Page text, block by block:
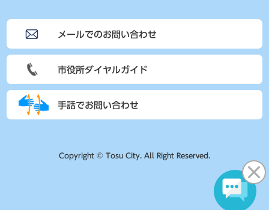
メールでのお問い合わせ
市役所ダイヤルガイド
手話でお問い合わせ
Copyright © Tosu City. All Right Reserved.